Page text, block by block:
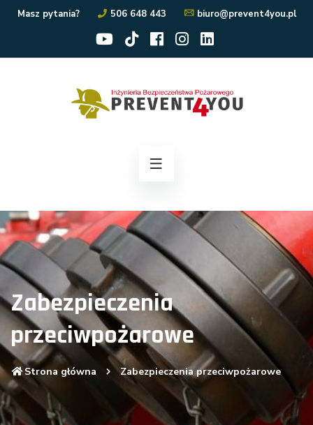
Masz pytania? 506 648 443 biuro@prevent4you.pl
Zabezpieczenia
przeciwpożarowe
Strona główna Zabezpieczenia przeciwpożarowe